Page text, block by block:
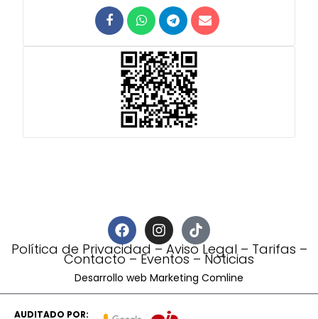
Política de Privacidad–Aviso Legal – Tarifas –
Contacto–Eventos–Noticias
Desarrollo web Marketing Comline
AUDITADO POR: